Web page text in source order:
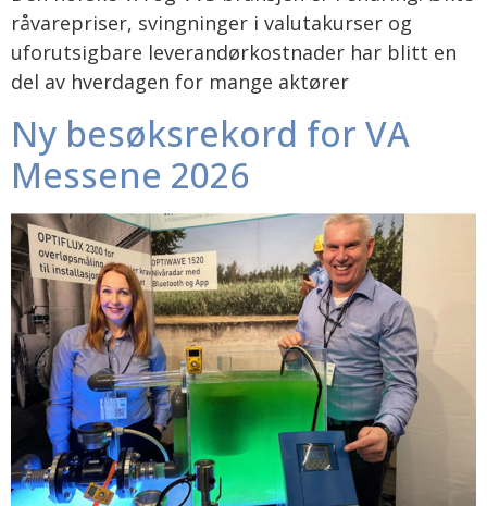
råvarepriser, svingninger i valutakurser og
uforutsigbare leverandørkostnader har blitt en
del av hverdagen for mange aktører
Ny besøksrekord for VA
Messene 2026